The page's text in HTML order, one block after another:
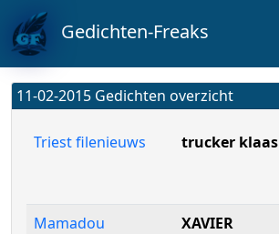
Gedichten-Freaks
11-02-2015 Gedichten overzicht
Triest filenieuws trucker klaas
Mamadou
XAVIER